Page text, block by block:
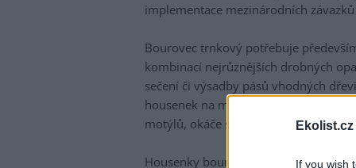
Ekolist.cz
If you wish
implementace mezinárodních závazků
Bourovec trnkový potřebuje
kombinací nejrůznějších drobných
sečení či výsadby pásů vhodných
housenek na místa, kde v minulosti
motýlů, okáče skalního, kterého se
Housenky bourovce se vyživují